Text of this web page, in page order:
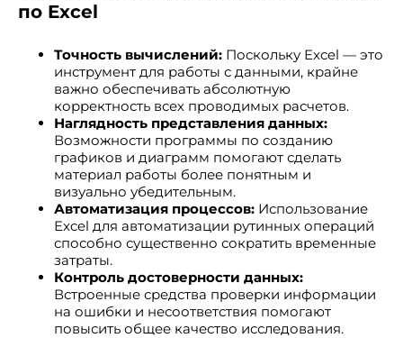
по Excel
Точность вычислений: Поскольку Excel — это
инструмент для работы с данными, крайне
важно обеспечивать абсолютную
корректность всех проводимых расчетов.
Наглядность представления данных:
Возможности программы по созданию
графиков и диаграмм помогают сделать
материал работы более понятным и
визуально убедительным.
Автоматизация процессов: Использование
Excel для автоматизации рутинных операций
способно существенно сократить временные
затраты.
Контроль достоверности данных:
Встроенные средства проверки информации
на ошибки и несоответствия помогают
повысить общее качество исследования.